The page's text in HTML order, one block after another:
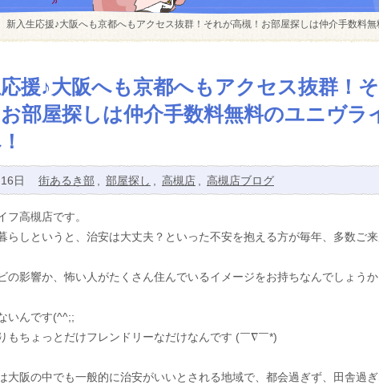
新入生応援♪大阪へも京都へもアクセス抜群！それが高槻！お部屋探しは仲介手数料
援♪大阪へも京都へもアクセス抜群！
部屋探しは仲介手数料無料のユニヴラ
日 街あるき部 部屋探し 高槻店 高槻店ブログ
フ高槻店です。
らしというと、治安は大丈夫？といった不安を抱える方が毎年、多数ご
の影響か、怖い人がたくさん住んでいるイメージをお持ちなんでしょうか
いんです(^^;;
もちょっとだけフレンドリーなだけなんです (￣∇￣*)ゞ
大阪の中でも一般的に治安がいいとされる地域で、都会過ぎず、田舎過